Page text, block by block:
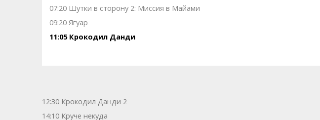
07:20 Шутки в сторону 2: Миссия в Майами
09:20 Ягуар
11:05 Крокодил Данди
12:30 Крокодил Данди 2
14:10 Круче некуда